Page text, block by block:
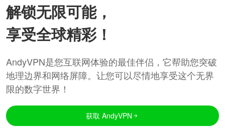
解锁无限可能，
享受全球精彩！
AndyVPN是您互联网体验的最佳伴侣，它帮助您突破
地理边界和网络屏障。让您可以尽情地享受这个无界
限的数字世界！
获取 AndyVPN